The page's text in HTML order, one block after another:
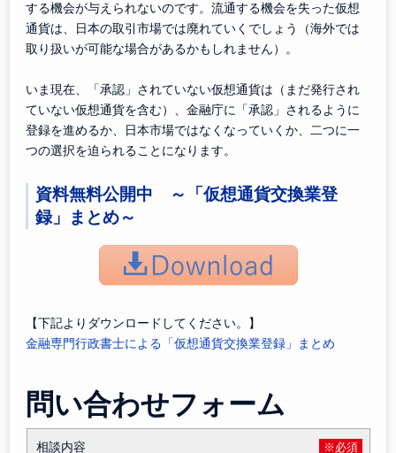
する機会が与えられないのです。流通する機会を失った仮想
通貨は、日本の取引市場では廃れていくでしょう（海外では
取り扱いが可能な場合があるかもしれません）。
いま現在、「承認」されていない仮想通貨は（まだ発行され
ていない仮想通貨を含む）、金融庁に「承認」されるように
登録を進めるか、日本市場ではなくなっていくか、二つに一
つの選択を迫られることになります。
資料無料公開中 ～「仮想通貨交換業登
録」まとめ～
【下記よりダウンロードしてください。】
金融専門行政書士による「仮想通貨交換業登録」まとめ
問い合わせフォーム
相談内容 ※必須